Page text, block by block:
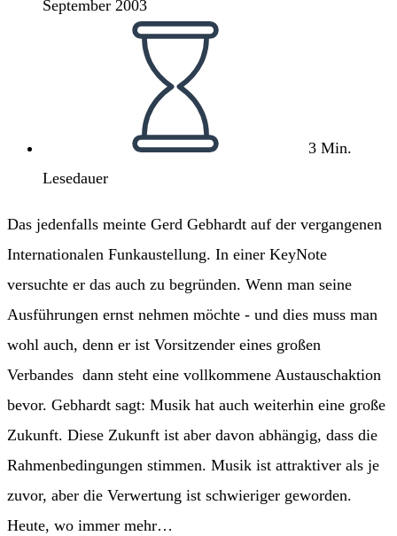
September 2003
3 Min.
Lesedauer
Das jedenfalls meinte Gerd Gebhardt auf der vergangenen
Internationalen Funkaustellung. In einer KeyNote
versuchte er das auch zu begründen. Wenn man seine
Ausführungen ernst nehmen möchte - und dies muss man
wohl auch, denn er ist Vorsitzender eines großen
Verbandes  dann steht eine vollkommene Austauschaktion
bevor. Gebhardt sagt: Musik hat auch weiterhin eine große
Zukunft. Diese Zukunft ist aber davon abhängig, dass die
Rahmenbedingungen stimmen. Musik ist attraktiver als je
zuvor, aber die Verwertung ist schwieriger geworden.
Heute, wo immer mehr…